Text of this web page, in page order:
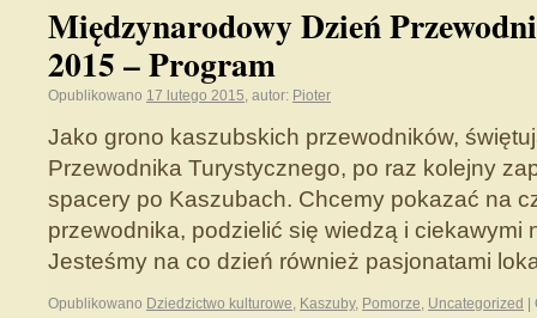
Międzynarodowy Dzień
2015 – Program
Opublikowano 17 lutego 2015, autor: Pioter
Jako grono kaszubskich przewodników,
Przewodnika Turystycznego, po raz kolejny
spacery po Kaszubach. Chcemy pokazać na
przewodnika, podzielić się wiedzą i ciekawymi
Jesteśmy na co dzień również pasjonatami
Opublikowano Dziedzictwo kulturowe, Kaszuby, Pomorze, Uncategorized